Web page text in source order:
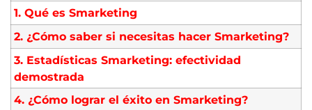
1. Qué es Smarketing
2. ¿Cómo saber si necesitas hacer Smarketing?
3. Estadísticas Smarketing: efectividad
demostrada
4. ¿Cómo lograr el éxito en Smarketing?